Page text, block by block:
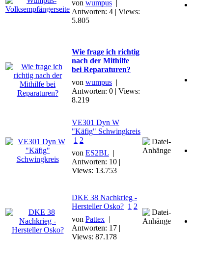
von wumpus |
Antworten: 4 | Views:
5.805
Wie frage ich richtig
nach der Mithilfe
bei Reparaturen?
von wumpus |
Antworten: 0 | Views:
8.219
VE301 Dyn W
"Käfig" Schwingkreis
1 2
von ES2BL |
Antworten: 10 |
Views: 13.753
DKE 38 Nachkrieg -
Hersteller Osko? 1 2
von Pattex |
Antworten: 17 |
Views: 87.178